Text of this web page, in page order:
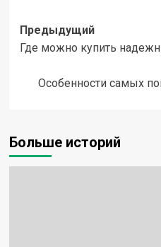
Навигация
записи
Предыдущий
Где можно купить
Особенности самых
Больше историй